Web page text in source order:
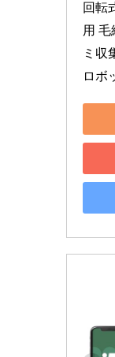
回転
用
ミ収
ロボ